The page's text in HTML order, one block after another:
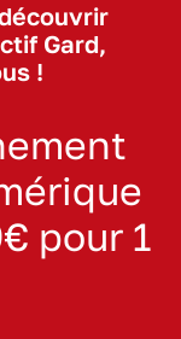
Gard,
!
pour 1